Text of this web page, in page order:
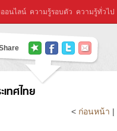
อนไลน์ ความรู้รอบตัว ความรู้ทั่วไป
ทศไทย
< ก่อนหน้า |